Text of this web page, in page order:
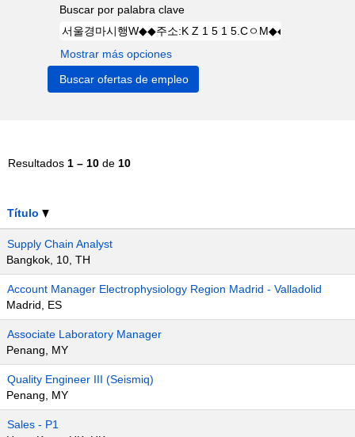
Buscar por palabra clave
Mostrar más opciones
Resultados 1 – 10 de 10
Título
Supply Chain Analyst
Bangkok, 10, TH
Account Manager Electrophysiology Region Madrid - Valladolid
Madrid, ES
Associate Laboratory Manager
Penang, MY
Quality Engineer III (Seismiq)
Penang, MY
Sales - P1